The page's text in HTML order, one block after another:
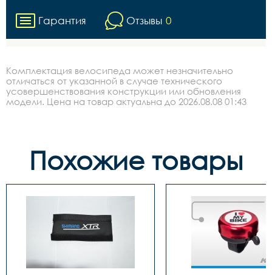
Гарантия Отзывы 0
Комплектация велосипеда может незначительно
отличаться от указанной в случае технического
усовершенствования конструкции или обновления
модели. Цена на товар актуальна до 2026.08.08 01:43
Похожие товары